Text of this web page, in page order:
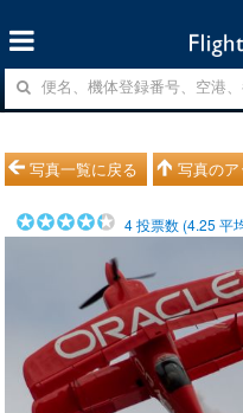
写真一覧に戻る 写真の
4投票数 (4.25 平